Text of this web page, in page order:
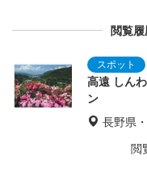
閲覧
高遠 しん
ン
長野県
閲